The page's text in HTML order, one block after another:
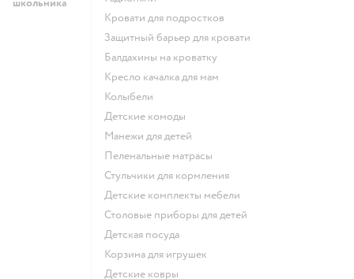
школьника
Кровати для подростков
Защитный барьер для кровати
Балдахины на кроватку
Кресло качалка для мам
Колыбели
Детские комоды
Манежи для детей
Пеленальные матрасы
Стульчики для кормления
Детские комплекты мебели
Столовые приборы для детей
Детская посуда
Корзина для игрушек
Детские ковры